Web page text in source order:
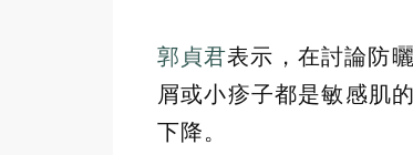
郭貞君表示，在討論防
屑或小疹子都是敏感肌
下降。